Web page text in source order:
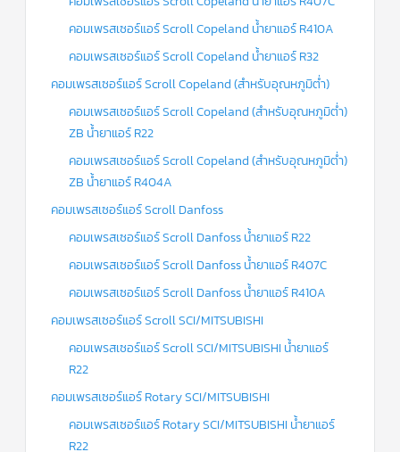
คอมเพรสเซอร์แอร์ Scroll Copeland น้ำยาแอร์ R410A
คอมเพรสเซอร์แอร์ Scroll Copeland น้ำยาแอร์ R32
คอมเพรสเซอร์แอร์ Scroll Copeland (สำหรับอุณหภูมิต่ำ)
คอมเพรสเซอร์แอร์ Scroll Copeland (สำหรับอุณหภูมิต่ำ)
ZB น้ำยาแอร์ R22
คอมเพรสเซอร์แอร์ Scroll Copeland (สำหรับอุณหภูมิต่ำ)
ZB น้ำยาแอร์ R404A
คอมเพรสเซอร์แอร์ Scroll Danfoss
คอมเพรสเซอร์แอร์ Scroll Danfoss น้ำยาแอร์ R22
คอมเพรสเซอร์แอร์ Scroll Danfoss น้ำยาแอร์ R407C
คอมเพรสเซอร์แอร์ Scroll Danfoss น้ำยาแอร์ R410A
คอมเพรสเซอร์แอร์ Scroll SCI/MITSUBISHI
คอมเพรสเซอร์แอร์ Scroll SCI/MITSUBISHI น้ำยาแอร์
R22
คอมเพรสเซอร์แอร์ Rotary SCI/MITSUBISHI
คอมเพรสเซอร์แอร์ Rotary SCI/MITSUBISHI น้ำยาแอร์
R22